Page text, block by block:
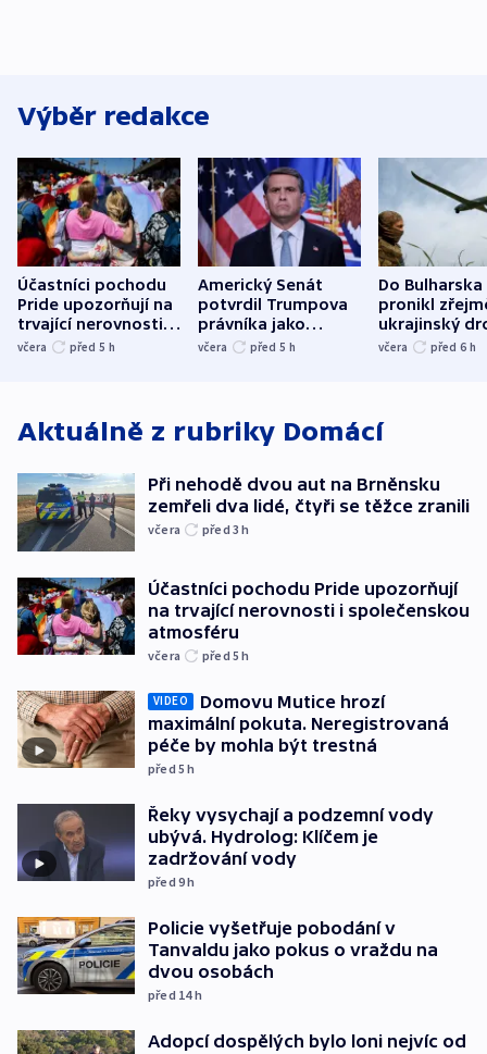
Výběr redakce
Účastníci pochodu
Pride upozorňují na
trvající nerovnosti i
společenskou
včera před 5 h
Americký Senát
potvrdil Trumpova
právníka jako
ministra
včera před 5 h
Do Bulharska
pronikl
ukrajinský
explodoval
včera před 6 h
Aktuálně z rubriky Domácí
Při nehodě dvou aut na Brněnsku
zemřeli dva lidé, čtyři se těžce zranili
včera před 3h
Účastníci pochodu Pride upozorňují
na trvající nerovnosti i společenskou
atmosféru
včera před 5h
VIDEO
Domovu Mutice hrozí
maximální pokuta. Neregistrovaná
péče by mohla být trestná
před 5h
Řeky vysychají a podzemní vody
ubývá. Hydrolog: Klíčem je
zadržování vody
před 9h
Policie vyšetřuje pobodání v
Tanvaldu jako pokus o vraždu na
dvou osobách
před 14h
Adopcí dospělých bylo loni nejvíc od